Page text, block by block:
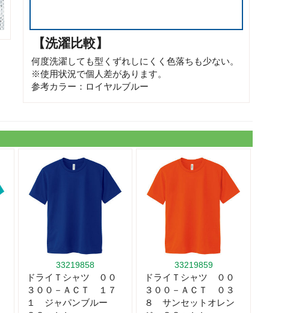
【洗濯比較】
何度洗濯しても型くずれしにくく色落ちも少ない。
※使用状況で個人差があります。
参考カラー：ロイヤルブルー
33219858
ドライＴシャツ ００
３００－ＡＣＴ １７
１ ジャパンブルー
33219859
ドライＴシャツ ００
３００－ＡＣＴ ０３
８ サンセットオレン